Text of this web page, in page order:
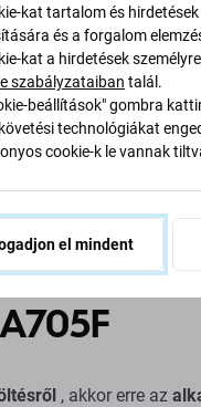
Leírás és specifikáció
a
, akkor erre az
kat tartalom és
és a forgalom
kat a hirdetések
szabályzataiban talál.
beállítások" gombra
technológiákat
cookie-k le vannak
el mindent